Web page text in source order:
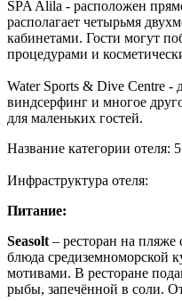
SPA Alila - расположен
располагает четырьмя
кабинетами. Гости могут
процедурами и
Water Sports & Dive Centre -
виндсерфинг и многое
для маленьких гостей.
Название категории отеля:
Инфраструктура отеля:
Питание:
Seasolt – ресторан на пляже
блюда cредиземноморской
мотивами. В ресторане
рыбы, запечённой в соли.